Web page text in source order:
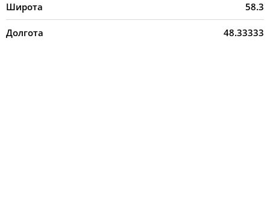
Широта 58.3
Долгота 48.33333